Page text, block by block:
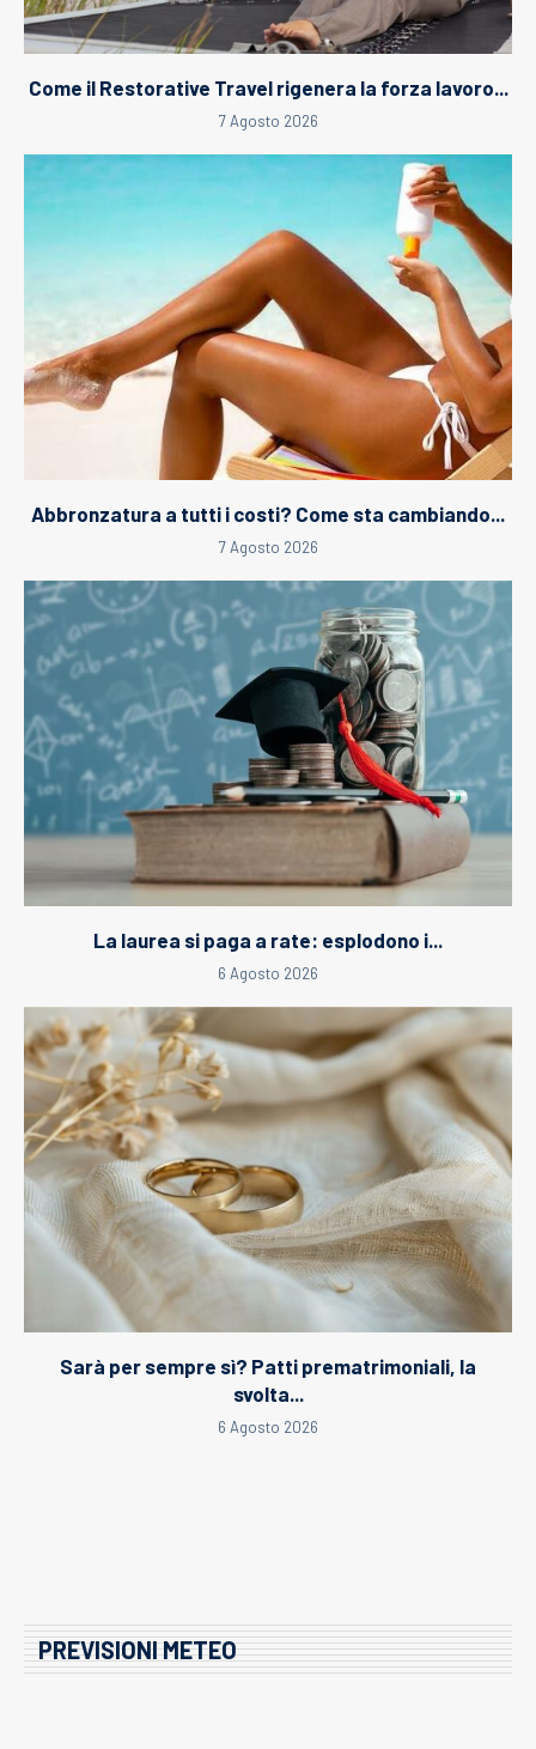
Come il Restorative Travel rigenera la forza lavoro...
7 Agosto 2026
Abbronzatura a tutti i costi? Come sta cambiando...
7 Agosto 2026
La laurea si paga a rate: esplodono i...
6 Agosto 2026
Sarà per sempre sì? Patti prematrimoniali, la
svolta...
6 Agosto 2026
PREVISIONI METEO